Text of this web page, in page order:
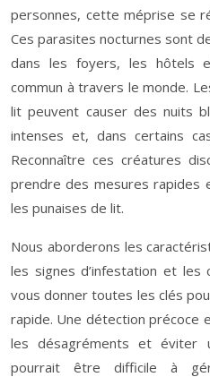
personnes, cette méprise se
Ces parasites nocturnes sont
dans les foyers, les hôtels
commun à travers le monde.
lit peuvent causer des nuits
intenses et, dans certains
Reconnaître ces créatures
prendre des mesures rapides
les punaises de lit.
Nous aborderons les
les signes d’infestation et les
vous donner toutes les clés
rapide. Une détection précoce
les désagréments et éviter
pourrait être difficile à